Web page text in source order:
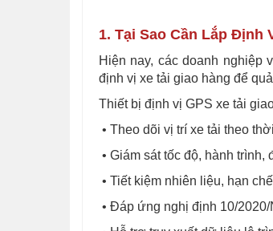
1. Tại Sao Cần Lắp Định
Hiện nay, các doanh nghiệp
định vị xe tải giao hàng để
Thiết bị định vị GPS xe tải
• Theo dõi vị trí xe tải theo
• Giám sát tốc độ, hành trình,
• Tiết kiệm nhiên liệu, hạn
• Đáp ứng nghị định 10/